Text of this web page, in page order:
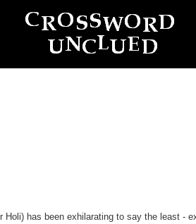
Holi) has been exhilarating to say the least -